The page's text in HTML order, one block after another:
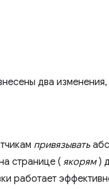
два изменения,
привязывать
странице ( якорям)
работает